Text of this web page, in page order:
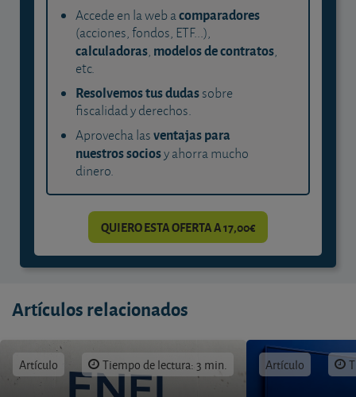
Accede en la web acomparadores
(acciones, fondos, ETF...),
calculadoras, modelos de contratos,
etc.
Resolvemos tus dudassobre
fiscalidad y derechos.
Aprovecha lasventajas para
nuestros sociosy ahorra mucho
dinero.
QUIERO ESTA OFERTA A 17,00€
Artículos relacionados
Artículo Tiempo de lectura: 3 min. Artículo